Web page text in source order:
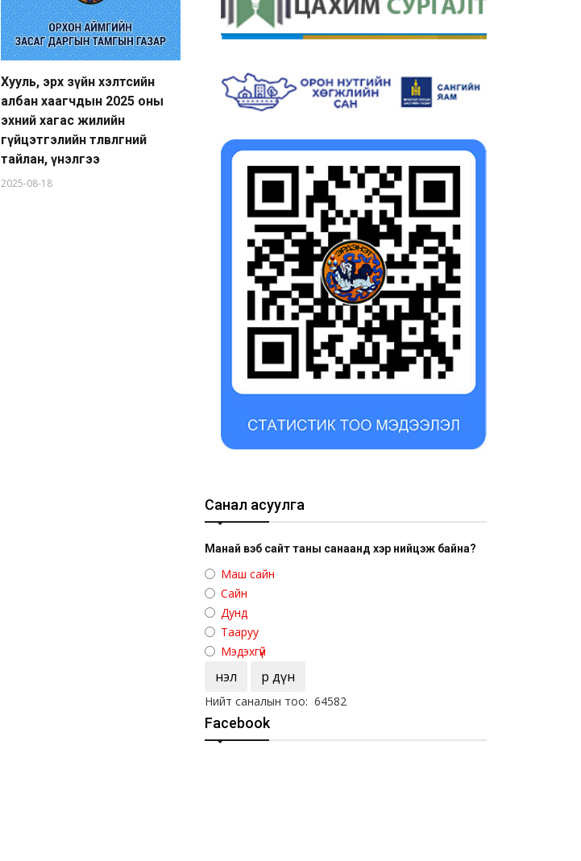
Хууль, эрх зүйн хэлтсийн
албан хаагчдын 2025 оны
эхний хагас жилийн
гүйцэтгэлийн төлөвлөгөөний
тайлан, үнэлгээ
2025-08-18
Хууль, эрх зүйн хэлтсийн
албан хаагчдын 2024 оны
тайлан, үнэлгээ
2025-08-18
Хөгжлийн бодлого, төлөвлөлт,
хөрөнгө оруулалтын хэлтсийн
эхний хагас жилийн
гүйцэтгэлийн төлөвлөгөөний
тайлан, үнэлгээ
2025-08-18
Санал асуулга
Манай вэб сайт таны санаанд хэр нийцэж байна?
Маш сайн
Сайн
Дунд
Тааруу
Мэдэхгүй
Үнэл Үр дүн
Нийт саналын тоо: 64582
Facebook